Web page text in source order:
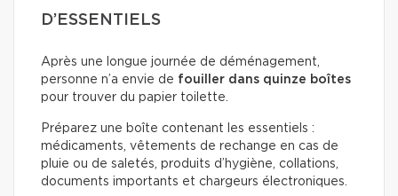
D’ESSENTIELS
Après une longue journée de déménagement,
personne n’a envie de fouiller dans quinze boîtes
pour trouver du papier toilette.
Préparez une boîte contenant les essentiels :
médicaments, vêtements de rechange en cas de
pluie ou de saletés, produits d’hygiène, collations,
documents importants et chargeurs électroniques.